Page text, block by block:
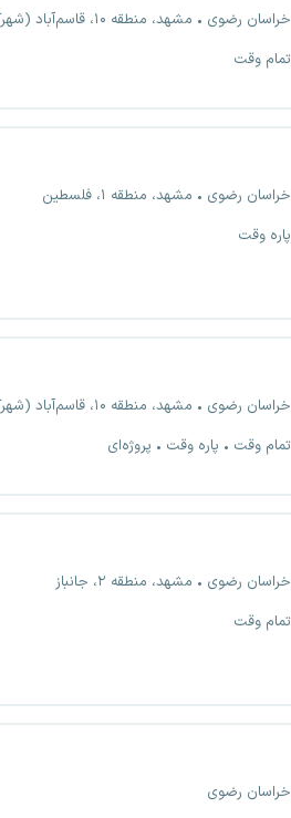
خراسان رضوی
مشهد، منطقه ۱۰، قاسم‌آباد (شهرک غرب)
تمام وقت
خراسان رضوی
مشهد، منطقه ۱، فلسطین
پاره وقت
خراسان رضوی
مشهد، منطقه ۱۰، قاسم‌آباد (شهرک غرب)
تمام وقت
پاره وقت پروژه‌ای
خراسان رضوی
مشهد، منطقه ۲، جانباز
تمام وقت
خراسان رضوی